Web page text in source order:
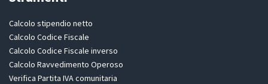
e
Calcolo stipendio netto
Calcolo Codice Fiscale
Calcolo Codice Fiscale inverso
Calcolo Ravvedimento Operoso
Verifica Partita IVA comunitaria